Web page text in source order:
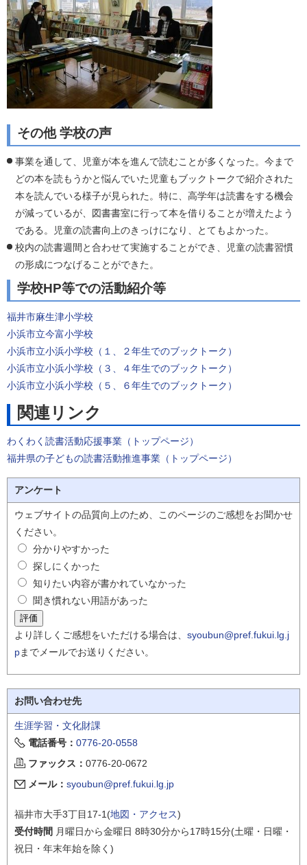
その他 学校の声
事業を通して、児童が本を進んで読むことが多くなった。今まで
どの本を読もうかと悩んでいた児童もブックトークで紹介された
本を読んでいる様子が見られた。特に、高学年は読書をする機会
が減っているが、図書書室に行って本を借りることが増えたよう
である。児童の読書向上のきっけになり、とてもよかった。
校内の読書週間と合わせて実施することができ、児童の読書習慣
の形成につなげることができた。
学校HP等での活動紹介等
福井市麻生津小学校
小浜市立今富小学校
小浜市立小浜小学校（１、２年生でのブックトーク）
小浜市立小浜小学校（３、４年生でのブックトーク）
小浜市立小浜小学校（５、６年生でのブックトーク）
関連リンク
わくわく読書活動応援事業（トップページ）
福井県の子どもの読書活動推進事業（トップページ）
アンケート
ウェブサイトの品質向上のため、このページのご感想をお聞かせ
ください。
分かりやすかった
探しにくかった
知りたい内容が書かれていなかった
聞き慣れない用語があった
より詳しくご感想をいただける場合は、 syoubun@pref.fukui.lg.j
pまでメールでお送りください。
お問い合わせ先
生涯学習・文化財課
電話番号： 0776-20-0558
ファックス： 0776-20-0672
メール： syoubun@pref.fukui.lg.jp
福井市大手3丁目17-1(地図・アクセス)
受付時間 月曜日から金曜日 8時30分から17時15分(土曜・日曜・
祝日・年末年始を除く)